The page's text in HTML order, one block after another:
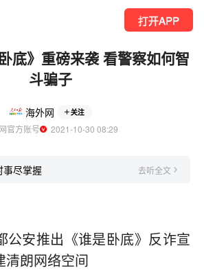
打开APP
底》重磅来袭 看警察如何智
斗骗子
海外网 关注
官方账号
  2021-10-30 08:29
尽掌握 去听全文
公安推出《谁是卧底》反诈宣
清朗网络空间